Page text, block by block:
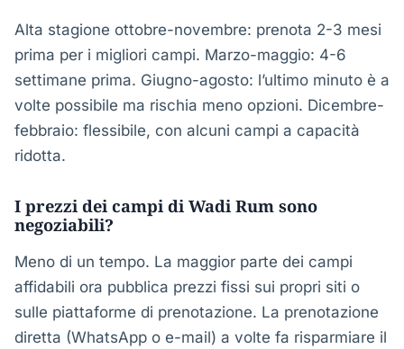
Alta stagione ottobre-novembre: prenota 2-3 mesi
prima per i migliori campi. Marzo-maggio: 4-6
settimane prima. Giugno-agosto: l’ultimo minuto è a
volte possibile ma rischia meno opzioni. Dicembre-
febbraio: flessibile, con alcuni campi a capacità
ridotta.
I prezzi dei campi di Wadi Rum sono
negoziabili?
Meno di un tempo. La maggior parte dei campi
affidabili ora pubblica prezzi fissi sui propri siti o
sulle piattaforme di prenotazione. La prenotazione
diretta (WhatsApp o e-mail) a volte fa risparmiare il